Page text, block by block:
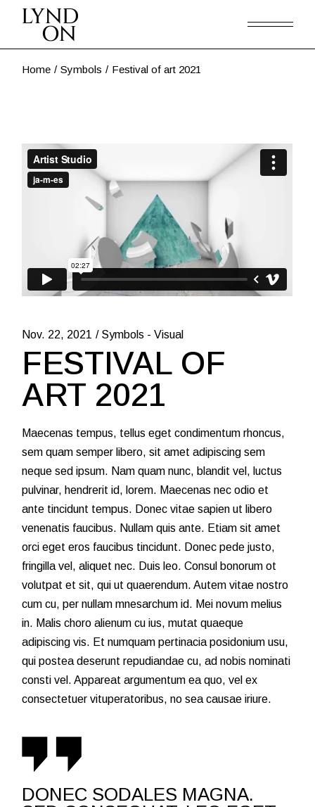
Home Symbols Festival of art 2021
Nov. 22, 2021 Symbols -Visual
FESTIVAL OF
ART 2021
Maecenas tempus, tellus eget condimentum rhoncus,
sem quam semper libero, sit amet adipiscing sem
neque sed ipsum. Nam quam nunc, blandit vel, luctus
pulvinar, hendrerit id, lorem. Maecenas nec odio et
ante tincidunt tempus. Donec vitae sapien ut libero
venenatis faucibus. Nullam quis ante. Etiam sit amet
orci eget eros faucibus tincidunt. Donec pede justo,
fringilla vel, aliquet nec. Duis leo. Consul bonorum ot
volutpat et sit, qui ut quaerendum. Autem vitae nostro
cum cu, per nullam mnesarchum id. Mei novum melius
in. Malis choro alienum cu ius, mutat quaeque
adipiscing vis. Et numquam pertinacia posidonium usu,
qui postea deserunt repudiandae cu, ad nobis nominati
consti vel. Appareat argumentum ea quo, vel ex
consectetuer vituperatoribus, no sea causae iriure.
DONEC SODALES MAGNA.